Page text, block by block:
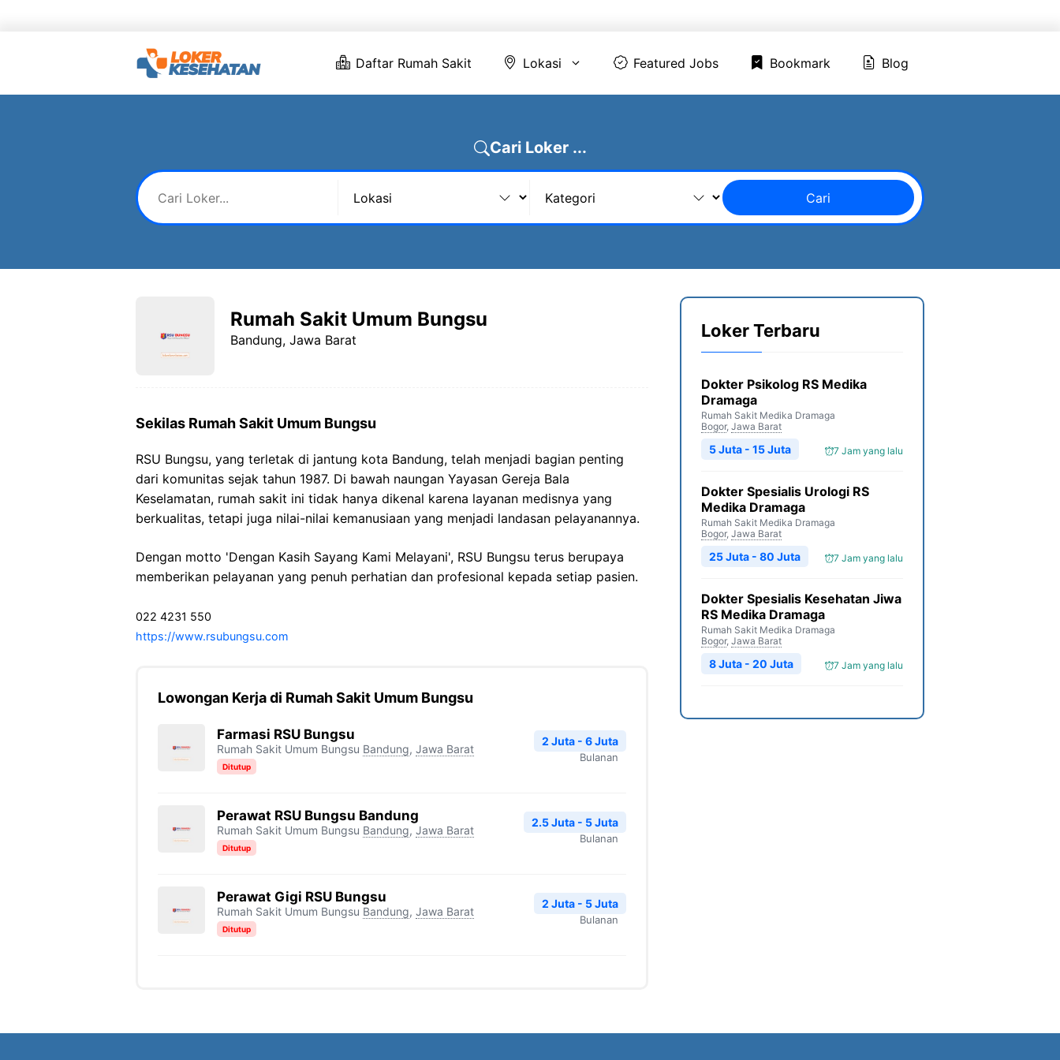
Daftar Rumah Sakit Lokasi Featured Jobs Bookmark Blog
Cari Loker ...
Cari
Rumah Sakit Umum Bungsu
Bandung, Jawa Barat
Sekilas Rumah Sakit Umum Bungsu
RSU Bungsu, yang terletak di jantung kota Bandung, telah menjadi bagian penting
dari komunitas sejak tahun 1987. Di bawah naungan Yayasan Gereja Bala
Keselamatan, rumah sakit ini tidak hanya dikenal karena layanan medisnya yang
berkualitas, tetapi juga nilai-nilai kemanusiaan yang menjadi landasan pelayanannya.
Dengan motto 'Dengan Kasih Sayang Kami Melayani', RSU Bungsu terus berupaya
memberikan pelayanan yang penuh perhatian dan profesional kepada setiap pasien.
022 4231 550
https://www.rsubungsu.com
Lowongan Kerja di Rumah Sakit Umum Bungsu
Farmasi RSU Bungsu
Rumah Sakit Umum Bungsu Bandung, Jawa Barat
Ditutup
2 Juta - 6 Juta
Bulanan
Perawat RSU Bungsu Bandung
Rumah Sakit Umum Bungsu Bandung, Jawa Barat
Ditutup
2.5 Juta - 5 Juta
Bulanan
Perawat Gigi RSU Bungsu
Rumah Sakit Umum Bungsu Bandung, Jawa Barat
Ditutup
2 Juta - 5 Juta
Bulanan
Loker Terbaru
Dokter Psikolog RS Medika
Dramaga
Rumah Sakit Medika Dramaga
Bogor, Jawa Barat
7 Jam yang lalu
5 Juta - 15 Juta
Dokter Spesialis Urologi RS
Medika Dramaga
Rumah Sakit Medika Dramaga
Bogor, Jawa Barat
7 Jam yang lalu
25 Juta - 80 Juta
Dokter Spesialis Kesehatan Jiwa
RS Medika Dramaga
Rumah Sakit Medika Dramaga
Bogor, Jawa Barat
7 Jam yang lalu
8 Juta - 20 Juta